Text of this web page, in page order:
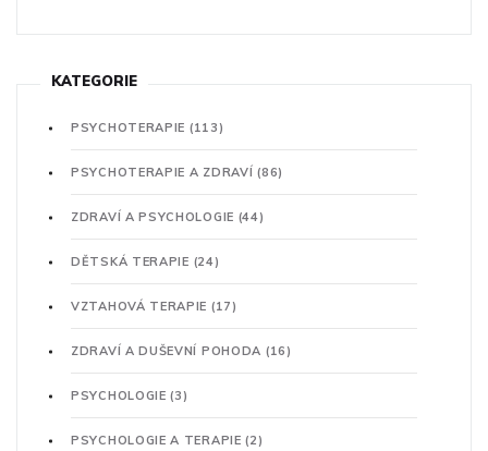
KATEGORIE
PSYCHOTERAPIE (113)
PSYCHOTERAPIE A ZDRAVÍ(86)
ZDRAVÍ A PSYCHOLOGIE (44)
DĚTSKÁ TERAPIE (24)
VZTAHOVÁ TERAPIE (17)
ZDRAVÍ A DUŠEVNÍ POHODA (16)
PSYCHOLOGIE(3)
PSYCHOLOGIE A TERAPIE(2)